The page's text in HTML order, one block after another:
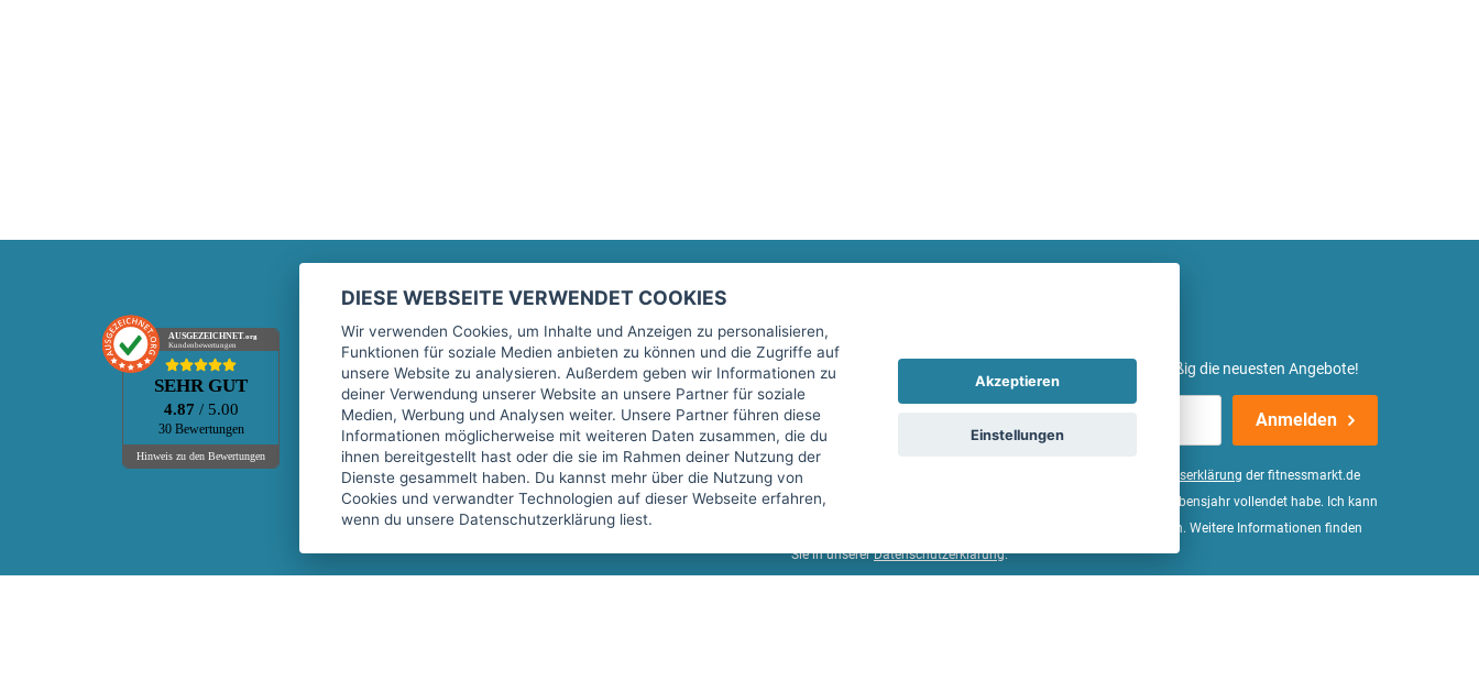
AUSGEZEICHNET.org
Kundenbewertungen
SEHR GUT
4.87 / 5.00
30 Bewertungen
Hinweis zu den Bewertungen
Marktplatz
Kontakt
Preise Marktplatz
FAQ Marktplatz
Über uns
Werbebuchungen
Rechtliches
Impressum
AGB
Datenschutz
Sicherheit
Top-Inserat kündigen
fitnessmarkt.de Newsletter
Trage dich hier für unseren Newsletter ein und erhalte regelmäßig die neuesten Angebote!
Anmelden
Ich stimme der Verarbeitung meiner Daten, wie in der Einwilligungserklärung der fitnessmarkt.de
services GmbH beschrieben, zu und bestätige, dass ich das 16. Lebensjahr vollendet habe. Ich kann
diese Einwilligung jederzeit mit Wirkung für die Zukunft widerrufen. Weitere Informationen finden
Sie in unsererDatenschutzerklärung.
DIESE WEBSEITE VERWENDET COOKIES
Wir verwenden Cookies, um Inhalte und Anzeigen zu personalisieren,
Funktionen für soziale Medien anbieten zu können und die Zugriffe auf
unsere Website zu analysieren. Außerdem geben wir Informationen zu
deiner Verwendung unserer Website an unsere Partner für soziale
Medien, Werbung und Analysen weiter. Unsere Partner führen diese
Informationen möglicherweise mit weiteren Daten zusammen, die du
ihnen bereitgestellt hast oder die sie im Rahmen deiner Nutzung der
Dienste gesammelt haben. Du kannst mehr über die Nutzung von
Cookies und verwandter Technologien auf dieser Webseite erfahren,
wenn du unsere Datenschutzerklärung liest.
Akzeptieren
Einstellungen